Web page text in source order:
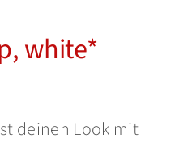
white*
deinen Look mit